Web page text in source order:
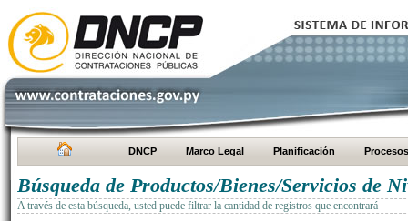
DNCP Marco Legal Planificación Procesos
Búsqueda de Productos/Bienes/Servicios de
A través de esta búsqueda, usted puede filtrar la cantidad de registros que encontrará